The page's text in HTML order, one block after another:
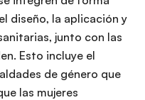
diseño, la aplicación y
junto con las
Esto incluye el
de género que
las mujeres